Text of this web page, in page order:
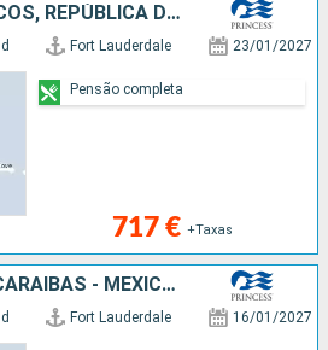
ILHAS TURCAS E CAICOS, REPÚBLICA DOMINICANA, BAHAMAS, HONDURAS, BELIZE, CARAIBAS - MEXICO, ESTADOS UNIDOS
Fort Lauderdale 23/01/2027
717 € +Taxas
Pensão completa
HONDURAS, BELIZE, CARAIBAS - MEXICO, ILHAS TURCAS E CAICOS, REPÚBLICA DOMINICANA, BAHAMAS, ESTADOS UNIDOS
Fort Lauderdale 16/01/2027